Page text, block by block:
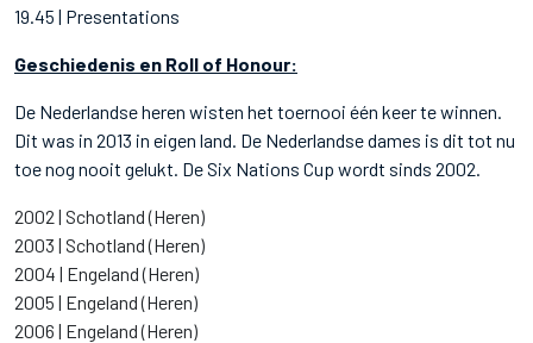
19.45 | Presentations
Geschiedenis en Roll of Honour:
De Nederlandse heren wisten het toernooi één keer te winnen.
Dit was in 2013 in eigen land. De Nederlandse dames is dit tot nu
toe nog nooit gelukt. De Six Nations Cup wordt sinds 2002.
2002 | Schotland (Heren)
2003 | Schotland (Heren)
2004 | Engeland (Heren)
2005 | Engeland (Heren)
2006 | Engeland (Heren)